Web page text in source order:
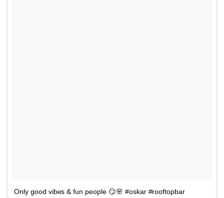
Only good vibes & fun people 😏🌸 #oskar #rooftopbar